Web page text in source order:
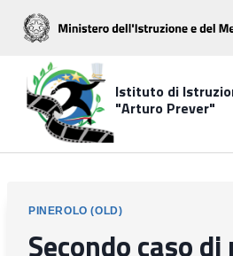
Salta
contenuto
Istituto di
"Arturo Prever"
PINEROLO (OLD)
Secondo caso